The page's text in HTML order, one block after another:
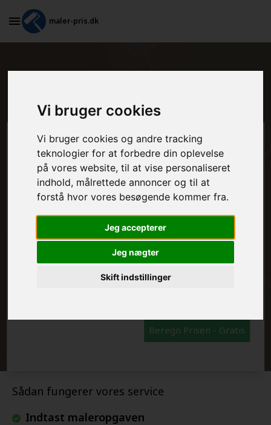
Vi bruger cookies
Vi bruger cookies og andre tracking
teknologier for at forbedre din oplevelse
på vores website, til at vise personaliseret
indhold, målrettede annoncer og til at
forstå hvor vores besøgende kommer fra.
Jeg accepterer
Jeg nægter
Skift indstillinger
maler-pris.dk
Billigt tilbud på maling af døre i
Hørve
Sådan fungerer vores service
Indtast maleropgaven
Beregn prisen her
MALEROPGAVER - INDVENDIGT:
MALEROPGAVER - UDVENDIGT:
FRAFLYTNINGSPAKKE:
Beregn Prisen - Gratis